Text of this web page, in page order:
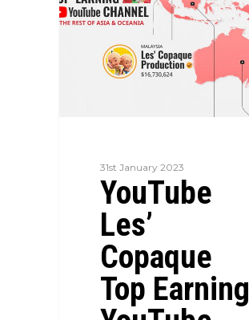
31st January 2023
YouTube
Les’
Copaque
Top Earning